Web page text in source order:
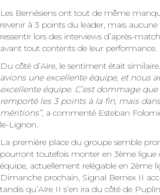
Les Bernésiens ont tout de même
revenir à 3 points du leader, mais aucune
ressentir lors des interviews d’après-
avant tout contents de leur performance.
Du côté d’Aïre, le sentiment était similaire.
avions une excellente équipe, et nous
excellente équipe. C’est dommage que
remporté les 3 points à la fin, mais
méritions”, a commenté Esteban
le-Lignon.
La première place du groupe semble
pourront toutefois monter en 3ème ligue
équipe, actuellement relégable en 2ème
Dimanche prochain, Signal Bernex II
tandis qu’Aïre II s’en ira du côté de